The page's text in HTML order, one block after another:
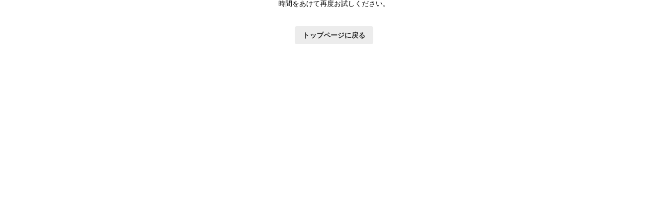
時間をあけて再度お試しください。
トップページに戻る